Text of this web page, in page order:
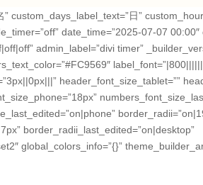
custom_days_label_text=”日”
date_time=”2025-07-07 00:00″
admin_label=”divi timer”
header_font_size_tablet=””
border_radii_last_edited=”on|desktop”
global_colors_info=”{}”